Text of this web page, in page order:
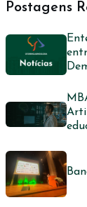
Postagens